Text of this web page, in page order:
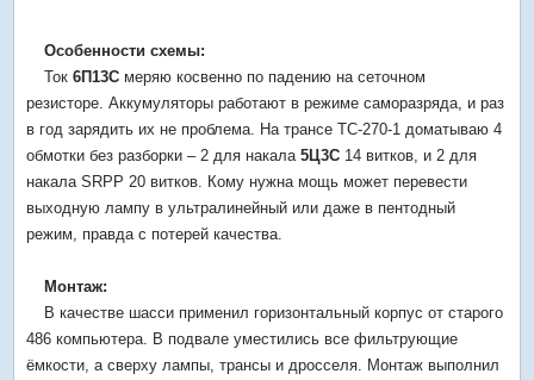
Особенности схемы:
Ток6П13С меряю косвенно по падению на сеточном
резисторе. Аккумуляторы работают в режиме саморазряда, и раз
в год зарядить их не проблема. На трансе ТС-270-1 доматываю 4
обмотки без разборки – 2 для накала5Ц3С 14 витков, и 2 для
накала SRPP 20 витков. Кому нужна мощь может перевести
выходную лампу в ультралинейный или даже в пентодный
режим, правда с потерей качества.
Монтаж:
В качестве шасси применил горизонтальный корпус от старого
486 компьютера. В подвале уместились все фильтрующие
ёмкости, а сверху лампы, трансы и дросселя. Монтаж выполнил